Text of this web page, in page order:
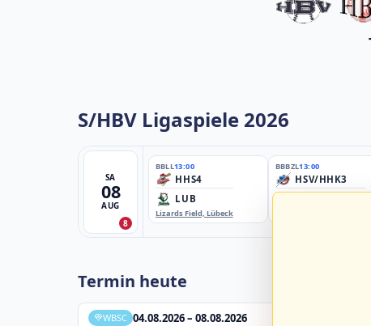
S/HBV Ligaspiele 2026
SA
08
AUG
8
BBLL13:00
HHS4
LUB
Lizards Field, Lübeck
BBBZL13:00
HSV/HHK3
Termin heute
WBSC 04.08.2026 – 08.08.2026